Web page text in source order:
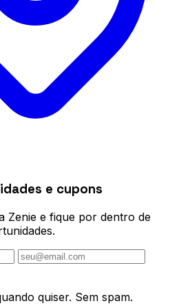
e cupons
Zenie e fique por dentro de
quiser. Sem spam.